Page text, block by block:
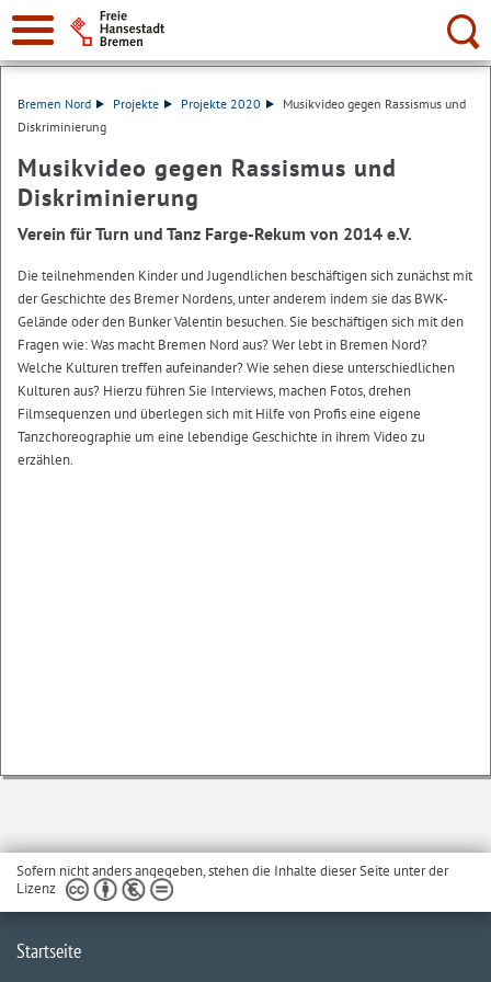
Suche:
Bremen Nord Projekte Projekte 2020
Musikvideo gegen Rassismus und
Diskriminierung
Musikvideo gegen Rassismus und
Diskriminierung
Verein für Turn und Tanz Farge-Rekum von 2014 e.V.
Die teilnehmenden Kinder und Jugendlichen beschäftigen sich zunächst mit
der Geschichte des Bremer Nordens, unter anderem indem sie das BWK-
Gelände oder den Bunker Valentin besuchen. Sie beschäftigen sich mit den
Fragen wie: Was macht Bremen Nord aus? Wer lebt in Bremen Nord?
Welche Kulturen treffen aufeinander? Wie sehen diese unterschiedlichen
Kulturen aus? Hierzu führen Sie Interviews, machen Fotos, drehen
Filmsequenzen und überlegen sich mit Hilfe von Profis eine eigene
Tanzchoreographie um eine lebendige Geschichte in ihrem Video zu
erzählen.
Sofern nicht anders angegeben, stehen die Inhalte dieser Seite unter der
Lizenz
Startseite